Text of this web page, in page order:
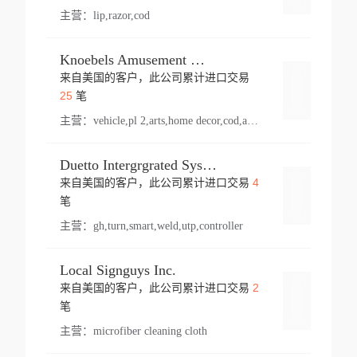
主营： lip,razor,cod
Knoebels Amusement Resort
来自美国的客户，此公司累计进口交易
25笔
主营： vehicle,pl 2,arts,home decor,cod,amusement ride,sea
Duetto Intergrgrated Systems Inc.
来自美国的客户，此公司累计进口交易 4
笔
主营： gh,turn,smart,weld,utp,controller
Local Signguys Inc.
来自美国的客户，此公司累计进口交易 2
笔
主营： microfiber cleaning cloth